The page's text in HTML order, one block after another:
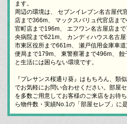
ます。
周辺の環境は、 セブンイレブン名古屋代
店まで366m、 マックスバリュ代官店ま
官町店まで196m、 エフワン名古屋店ま
央病院まで621m、 カンディハウス名古
市東区役所まで661m、 瀬戸信用金庫車
便局まで179m、 東警察署まで496m、 餃
と生活には困らない環境です。
『プレサンス桜通り葵』はもちろん、類
でお気軽にお問い合わせください。部屋
を多数ご用意してお客様のご来店をお待
ら物件数・実績No.1の「部屋セレブ」に